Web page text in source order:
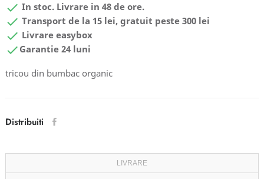
 In stoc. Livrare in 48 de ore.
 Transport de la 15 lei, gratuit peste 300 lei
 Livrare easybox
 Garantie 24 luni
tricou din bumbac organic
Distribuiti
LIVRARE